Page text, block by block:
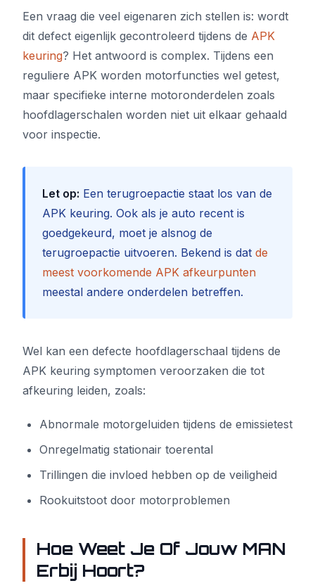
Een vraag die veel eigenaren zich stellen is: wordt
dit defect eigenlijk gecontroleerd tijdens de APK
keuring? Het antwoord is complex. Tijdens een
reguliere APK worden motorfuncties wel getest,
maar specifieke interne motoronderdelen zoals
hoofdlagerschalen worden niet uit elkaar gehaald
voor inspectie.
Let op: Een terugroepactie staat los van de
APK keuring. Ook als je auto recent is
goedgekeurd, moet je alsnog de
terugroepactie uitvoeren. Bekend is dat de
meest voorkomende APK afkeurpunten
meestal andere onderdelen betreffen.
Wel kan een defecte hoofdlagerschaal tijdens de
APK keuring symptomen veroorzaken die tot
afkeuring leiden, zoals:
Abnormale motorgeluiden tijdens de emissietest
Onregelmatig stationair toerental
Trillingen die invloed hebben op de veiligheid
Rookuitstoot door motorproblemen
Hoe Weet Je Of Jouw MAN
Erbij Hoort?